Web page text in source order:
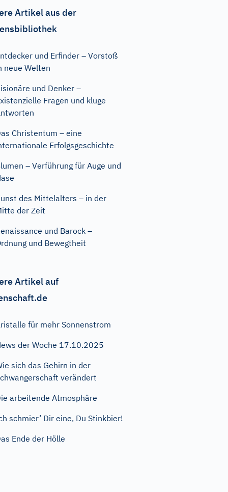
Artikel aus der
und Erfinder – Vorstoß
neue Welten
und Denker –
Fragen und kluge
Christentum – eine
Erfolgsgeschichte
– Verführung für Auge und
des Mittelalters – in der
der Zeit
und Barock –
und Bewegtheit
Artikel auf
für mehr Sonnenstrom
der Woche 17.10.2025
sich das Gehirn in der
verändert
arbeitende Atmosphäre
schmier’ Dir eine, Du Stinkbier!
Ende der Hölle